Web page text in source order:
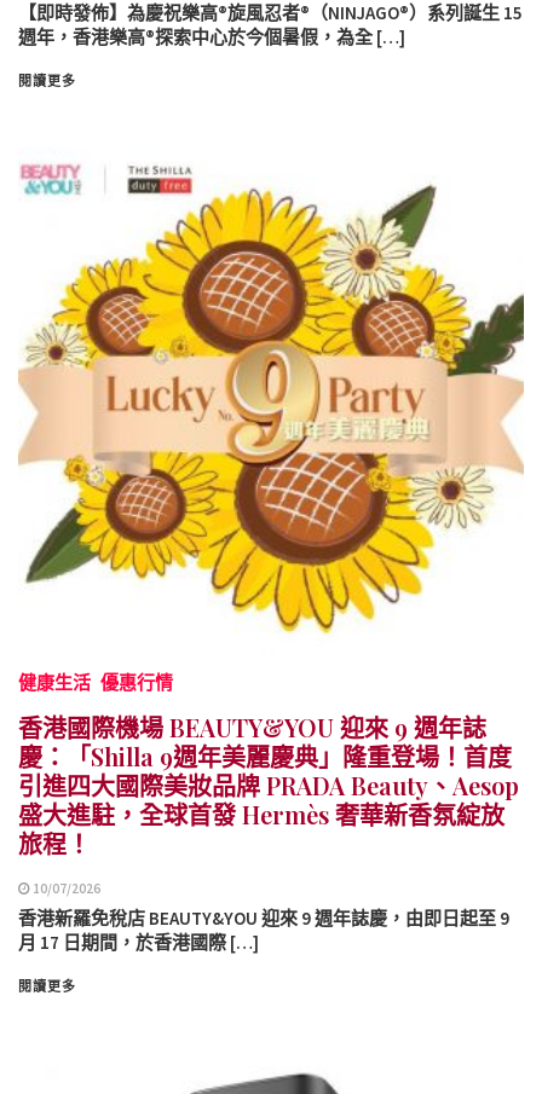
【即時發佈】為慶祝樂高®旋風忍者®（NINJAGO®）系列誕生 15
週年，香港樂高®探索中心於今個暑假，為全 […]
閱讀更多
健康生活 優惠行情
香港國際機場 BEAUTY&YOU 迎來 9 週年誌
慶：「Shilla 9週年美麗慶典」隆重登場！首度
引進四大國際美妝品牌 PRADA Beauty、Aesop
盛大進駐，全球首發 Hermès 奢華新香氛綻放
旅程！
10/07/2026
香港新羅免稅店 BEAUTY&YOU 迎來 9 週年誌慶，由即日起至 9
月 17 日期間，於香港國際 […]
閱讀更多